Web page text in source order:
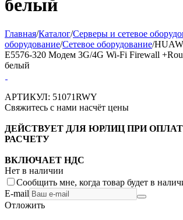
белый
Главная/Каталог/Серверы и сетевое
оборудование/Сетевое оборудование/
E5576-320 Модем 3G/4G Wi-Fi Firewall
белый
АРТИКУЛ: 51071RWY
Свяжитесь с нами насчёт цены
ДЕЙСТВУЕТ ДЛЯ ЮРЛИЦ ПРИ
РАСЧЕТУ
ВКЛЮЧАЕТ НДС
Нет в наличии
Сообщить мне, когда товар будет в
E-mail
Отложить